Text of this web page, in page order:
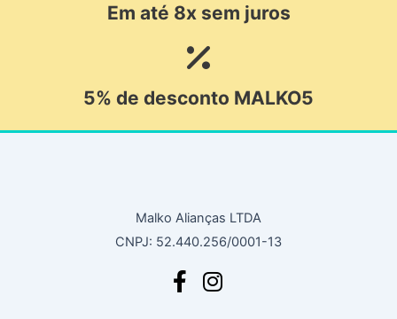
Em até 8x sem juros
5% de desconto MALKO5
Malko Alianças LTDA
CNPJ: 52.440.256/0001-13